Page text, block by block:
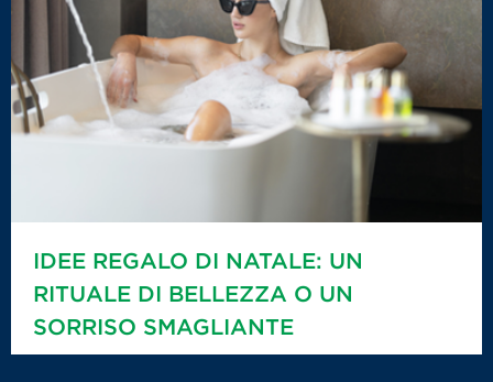
IDEE REGALO DI NATALE: UN
RITUALE DI BELLEZZA O UN
SORRISO SMAGLIANTE